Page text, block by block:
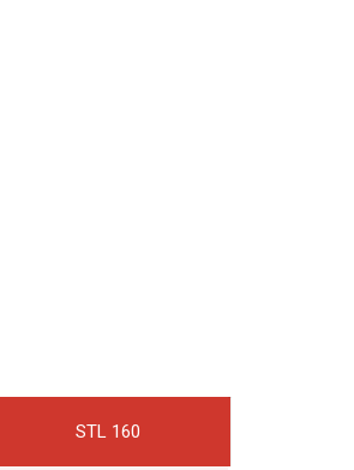
STL 160